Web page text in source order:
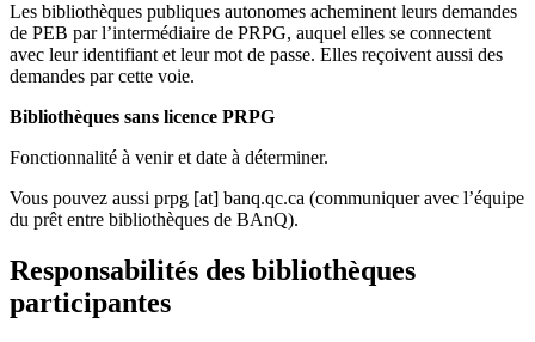
Les bibliothèques publiques autonomes acheminent leurs demandes
de PEB par l’intermédiaire de PRPG, auquel elles se connectent
avec leur identifiant et leur mot de passe. Elles reçoivent aussi des
demandes par cette voie.
Bibliothèques sans licence PRPG
Fonctionnalité à venir et date à déterminer.
Vous pouvez aussi prpg [at] banq.qc.ca (communiquer avec l’équipe
du prêt entre bibliothèques de BAnQ).
Responsabilités des bibliothèques
participantes